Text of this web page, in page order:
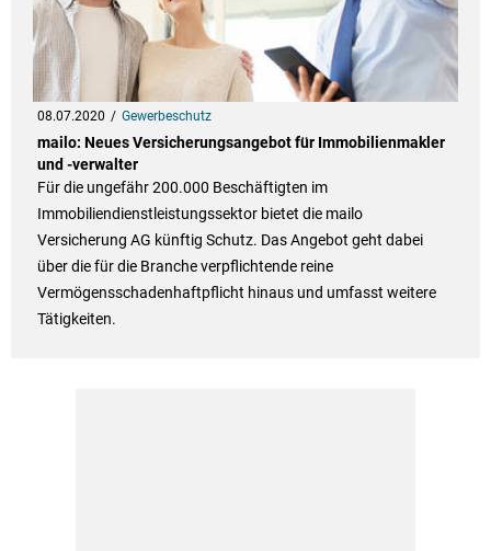
08.07.2020 Gewerbeschutz
mailo: Neues Versicherungsangebot für Immobilienmakler
und -verwalter
Für die ungefähr 200.000 Beschäftigten im
Immobiliendienstleistungssektor bietet die mailo
Versicherung AG künftig Schutz. Das Angebot geht dabei
über die für die Branche verpflichtende reine
Vermögensschadenhaftpflicht hinaus und umfasst weitere
Tätigkeiten.